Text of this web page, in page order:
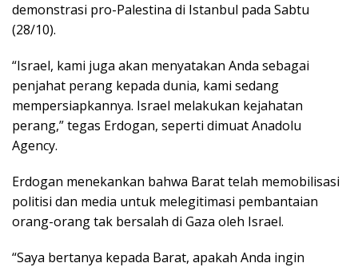
demonstrasi pro-Palestina di Istanbul pada Sabtu
(28/10).
“Israel, kami juga akan menyatakan Anda sebagai
penjahat perang kepada dunia, kami sedang
mempersiapkannya. Israel melakukan kejahatan
perang,” tegas Erdogan, seperti dimuat Anadolu
Agency.
Erdogan menekankan bahwa Barat telah memobilisasi
politisi dan media untuk melegitimasi pembantaian
orang-orang tak bersalah di Gaza oleh Israel.
“Saya bertanya kepada Barat, apakah Anda ingin